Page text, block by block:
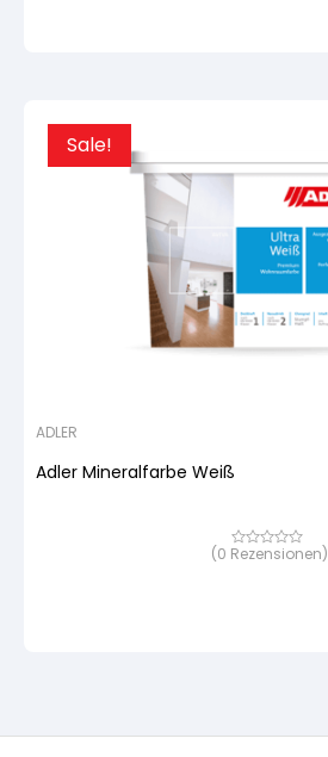
Sale!
ADLER
Adler Mineralfarbe Weiß
Bewertet
(0 Rezensionen)